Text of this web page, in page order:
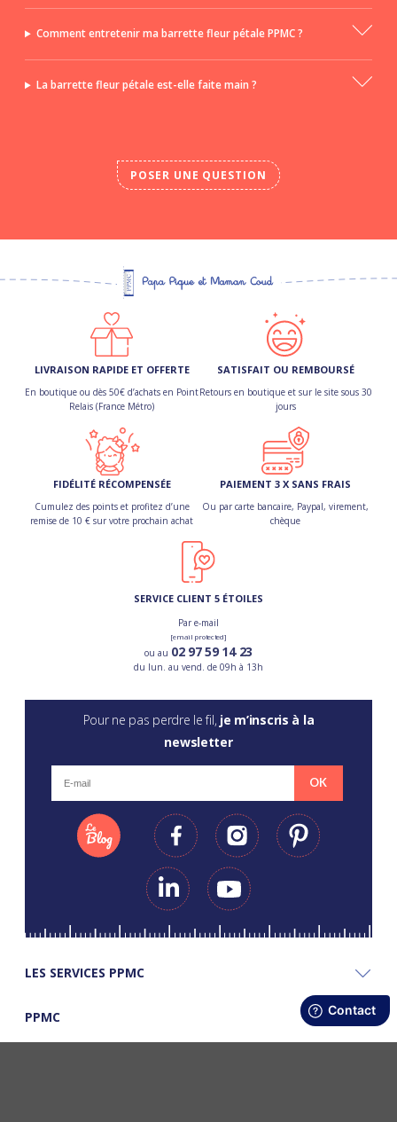
Comment entretenir ma barrette fleur pétale PPMC ?
La barrette fleur pétale est-elle faite main ?
POSER UNE QUESTION
LIVRAISON RAPIDE ET OFFERTE
En boutique ou dès 50€ d’achats en Point
Relais (France Métro)
SATISFAIT OU REMBOURSÉ
Retours en boutique et sur le site sous 30
jours
FIDÉLITÉ RÉCOMPENSÉE
Cumulez des points et profitez d’une
remise de 10 € sur votre prochain achat
PAIEMENT 3 X SANS FRAIS
Ou par carte bancaire, Paypal, virement,
chèque
SERVICE CLIENT 5 ÉTOILES
Par e-mail
[email protected]
ou au 02 97 59 14 23
du lun. au vend. de 09h à 13h
Pour ne pas perdre le fil, je m’inscris à la
newsletter
OK
LES SERVICES PPMC
PPMC